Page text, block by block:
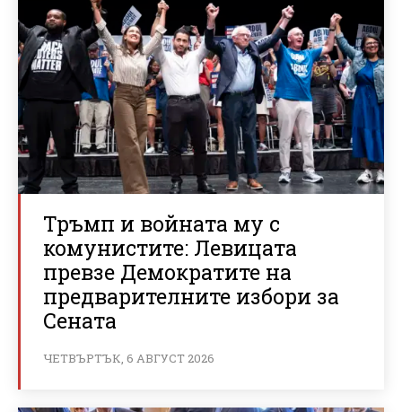
Тръмп и войната му с
комунистите: Левицата
превзе Демократите на
предварителните избори за
Сената
ЧЕТВЪРТЪК, 6 АВГУСТ 2026